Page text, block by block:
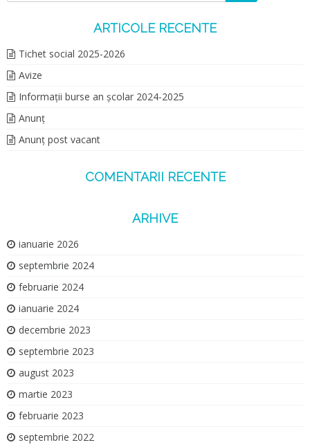
ARTICOLE RECENTE
Tichet social 2025-2026
Avize
Informații burse an școlar 2024-2025
Anunț
Anunț post vacant
COMENTARII RECENTE
ARHIVE
ianuarie 2026
septembrie 2024
februarie 2024
ianuarie 2024
decembrie 2023
septembrie 2023
august 2023
martie 2023
februarie 2023
septembrie 2022